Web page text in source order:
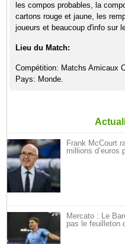
les compos probables, la
cartons rouge et jaune, les
joueurs et beaucoup d'info sur
Lieu du Match:
Compétition: Matchs Amicaux
Pays: Monde.
Frank McCourt
millions d’euros
Mercato : Le
pas le feuilleton